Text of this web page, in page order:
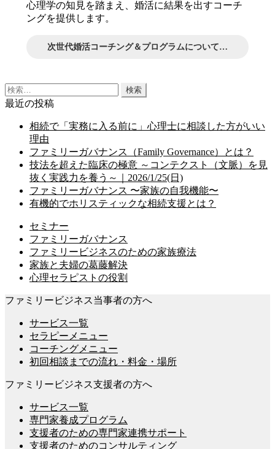
心理学の知見を踏まえ、婚活に結果を出すコーチ
ングを提供します。
次世代婚活コーチング＆プログラムについて…
検
索:
最近の投稿
相続で「実務に入る前に」心理士に相談した方がいい
理由
ファミリーガバナンス（Family Governance）とは？
技法を超えた臨床の極意 ～コンテクスト（文脈）を見
抜く実践力を養う～｜2026/1/25(日)
ファミリーガバナンス 〜家族の自我機能〜
有機的でホリスティックな相続支援とは？
セミナー
ファミリーガバナンス
ファミリービジネスのための家族療法
家族と夫婦の葛藤解決
心理セラピストの役割
ファミリービジネス当事者の方へ
サービス一覧
セラピーメニュー
コーチングメニュー
初回相談までの流れ・料金・場所
ファミリービジネス支援者の方へ
サービス一覧
専門家養成プログラム
支援者のための専門家連携サポート
支援者のためのコンサルティング